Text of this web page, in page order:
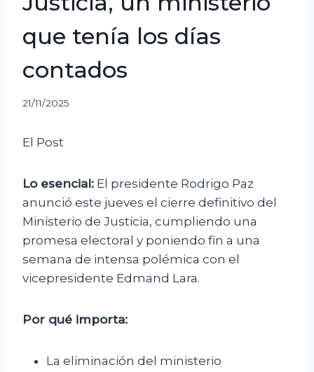
que tenía los días
contados
21/11/2025
El Post
Lo esencial: El presidente Rodrigo Paz
anunció este jueves el cierre definitivo del
Ministerio de Justicia, cumpliendo una
promesa electoral y poniendo fin a una
semana de intensa polémica con el
vicepresidente Edmand Lara.
Por qué importa:
La eliminación del ministerio